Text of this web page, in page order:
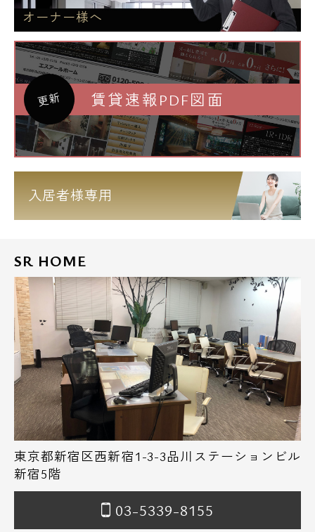
オーナー様へ
更新 賃貸速報PDF図面
入居者様専用
SR HOME
東京都新宿区西新宿1-3-3品川ステーションビル
新宿5階
03-5339-8155